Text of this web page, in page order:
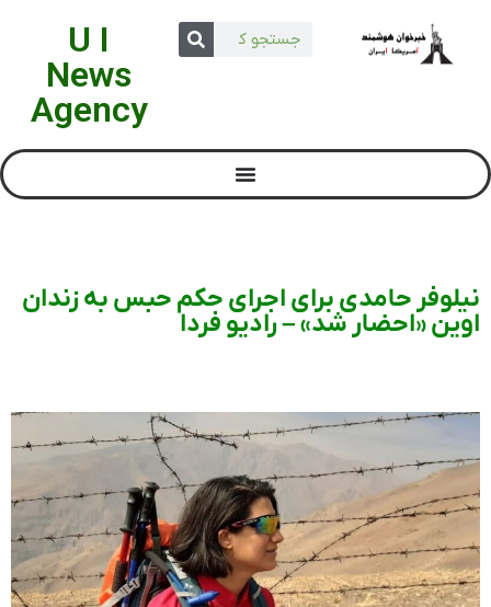
U I
News
Agency
نیلوفر حامدی برای اجرای حکم حبس به زندان
اوین «احضار شد» – رادیو فردا